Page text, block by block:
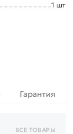
1 шт
Гарантия
ВСЕ ТОВАРЫ